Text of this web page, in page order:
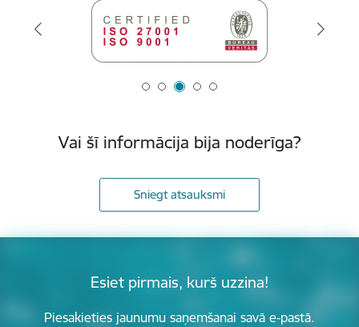
Vai šī informācija bija noderīga?
Sniegt atsauksmi
Esiet pirmais, kurš uzzina!
Piesakieties jaunumu saņemšanai savā e-pastā.